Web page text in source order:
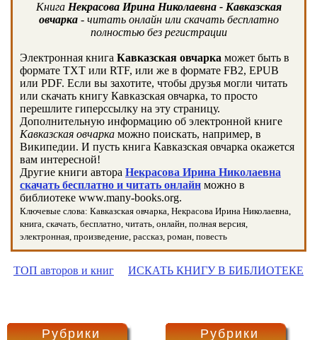
Книга Некрасова Ирина Николаевна - Кавказская
овчарка- читать онлайн или скачать бесплатно
полностью без регистрации
Электронная книга Кавказская овчарка может быть в
формате TXT или RTF, или же в формате FB2, EPUB
или PDF. Если вы захотите, чтобы друзья могли читать
или скачать книгу Кавказская овчарка, то просто
перешлите гиперссылку на эту страницу.
Дополнительную информацию об электронной книге
Кавказская овчарка можно поискать, например, в
Википедии. И пусть книга Кавказская овчарка окажется
вам интересной!
Другие книги автора Некрасова Ирина Николаевна
скачать бесплатно и читать онлайн можно в
библиотеке www.many-books.org.
Ключевые слова: Кавказская овчарка, Некрасова Ирина Николаевна,
книга, скачать, бесплатно, читать, онлайн, полная версия,
электронная, произведение, рассказ, роман, повесть
ТОП авторов и книг ИСКАТЬ КНИГУ В БИБЛИОТЕКЕ
Рубрики Рубрики